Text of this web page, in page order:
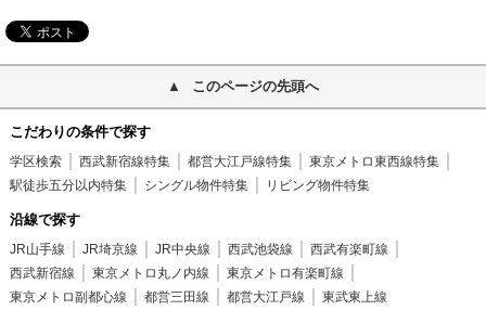
このページの先頭へ
こだわりの条件で探す
学区検索 西武新宿線特集 都営大江戸線特集
東京メトロ東西線特集
駅徒歩五分以内特集
シングル物件特集 リビング物件特集
沿線で探す
JR山手線 JR埼京線 JR中央線 西武池袋線
西武有楽町線
西武新宿線
東京メトロ丸ノ内線
東京メトロ有楽町線
東京メトロ副都心線
都営三田線 都営大江戸線 東武東上線